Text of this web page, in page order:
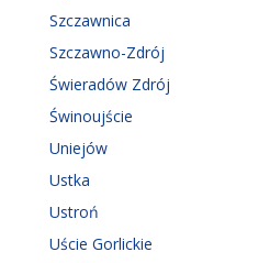
Szczawnica
Szczawno-Zdrój
Świeradów Zdrój
Świnoujście
Uniejów
Ustka
Ustroń
Uście Gorlickie